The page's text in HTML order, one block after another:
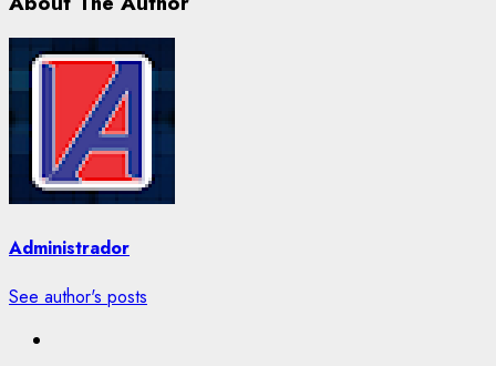
Administrador
See author's posts